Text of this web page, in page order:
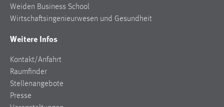
Weiden Business School
Wirtschaftsingenieurwesen und Gesundheit
Weitere Infos
Kontakt/Anfahrt
Raumfinder
Stellenangebote
Presse